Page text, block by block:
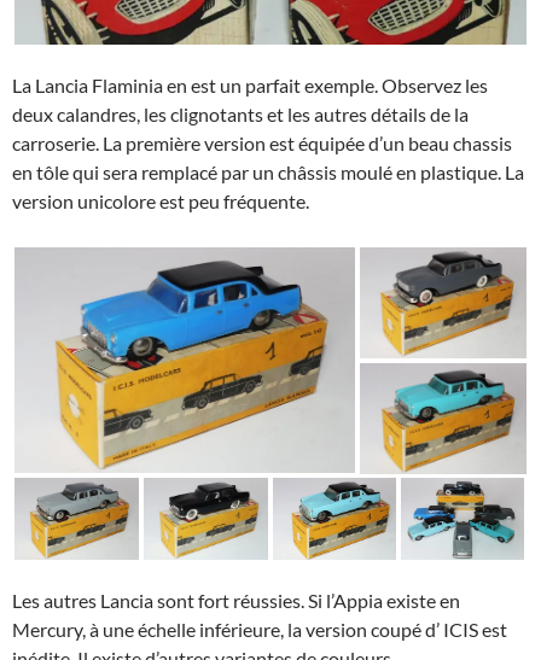
La Lancia Flaminia en est un parfait exemple. Observez les
deux calandres, les clignotants et les autres détails de la
carroserie. La première version est équipée d’un beau chassis
en tôle qui sera remplacé par un châssis moulé en plastique. La
version unicolore est peu fréquente.
Les autres Lancia sont fort réussies. Si l’Appia existe en
Mercury, à une échelle inférieure, la version coupé d’ ICIS est